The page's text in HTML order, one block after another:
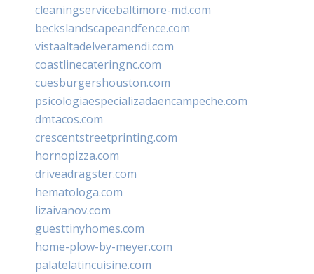
cleaningservicebaltimore-md.com
beckslandscapeandfence.com
vistaaltadelveramendi.com
coastlinecateringnc.com
cuesburgershouston.com
psicologiaespecializadaencampeche.com
dmtacos.com
crescentstreetprinting.com
hornopizza.com
driveadragster.com
hematologa.com
lizaivanov.com
guesttinyhomes.com
home-plow-by-meyer.com
palatelatincuisine.com